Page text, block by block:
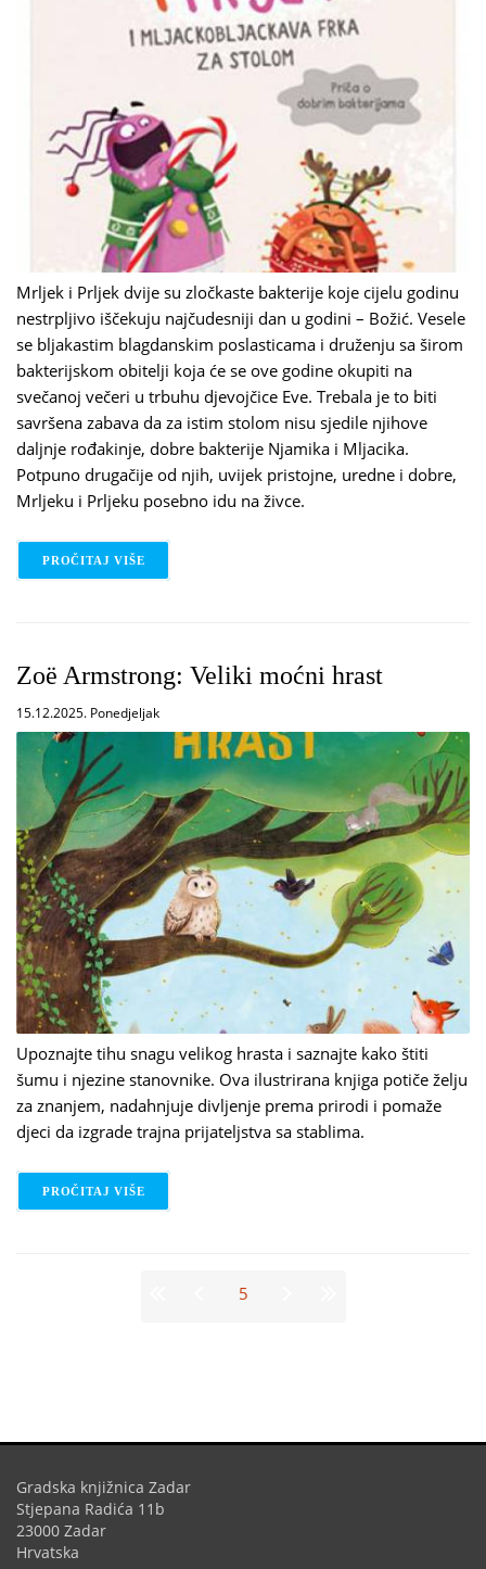
Mrljek i Prljek dvije su zločkaste bakterije koje cijelu godinu
nestrpljivo iščekuju najčudesniji dan u godini – Božić. Vesele
se bljakastim blagdanskim poslasticama i druženju sa širom
bakterijskom obitelji koja će se ove godine okupiti na
svečanoj večeri u trbuhu djevojčice Eve. Trebala je to biti
savršena zabava da za istim stolom nisu sjedile njihove
daljnje rođakinje, dobre bakterije Njamika i Mljacika.
Potpuno drugačije od njih, uvijek pristojne, uredne i dobre,
Mrljeku i Prljeku posebno idu na živce.
PROČITAJ VIŠE
Zoë Armstrong: Veliki moćni hrast
15.12.2025. Ponedjeljak
Upoznajte tihu snagu velikog hrasta i saznajte kako štiti
šumu i njezine stanovnike. Ova ilustrirana knjiga potiče želju
za znanjem, nadahnjuje divljenje prema prirodi i pomaže
djeci da izgrade trajna prijateljstva sa stablima.
PROČITAJ VIŠE
5
Gradska knjižnica Zadar
Stjepana Radića 11b
23000 Zadar
Hrvatska